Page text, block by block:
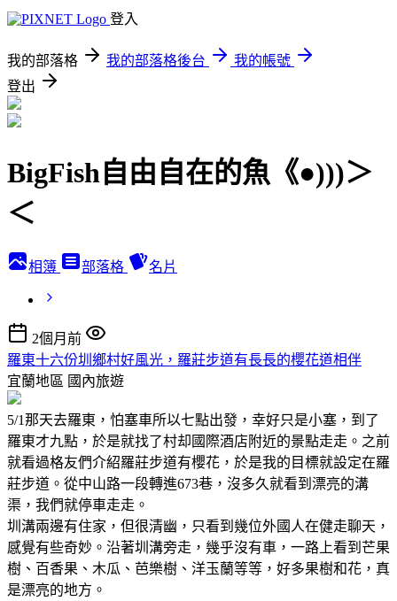
登入
我的部落格 我的部落格後台
我的帳號
登出
BigFish自由自在的魚《●)))＞
＜
相簿 部落格 名片
2個月前
羅東十六份圳鄉村好風光，羅莊步道有長長的櫻花道相伴
宜蘭地區 國內旅遊
5/1那天去羅東，怕塞車所以七點出發，幸好只是小塞，到了
羅東才九點，於是就找了村却國際酒店附近的景點走走。之前
就看過格友們介紹羅莊步道有櫻花，於是我的目標就設定在羅
莊步道。從中山路一段轉進673巷，沒多久就看到漂亮的溝
渠，我們就停車走走。
圳溝兩邊有住家，但很清幽，只看到幾位外國人在健走聊天，
感覺有些奇妙。沿著圳溝旁走，幾乎沒有車，一路上看到芒果
樹、百香果、木瓜、芭樂樹、洋玉蘭等等，好多果樹和花，真
是漂亮的地方。